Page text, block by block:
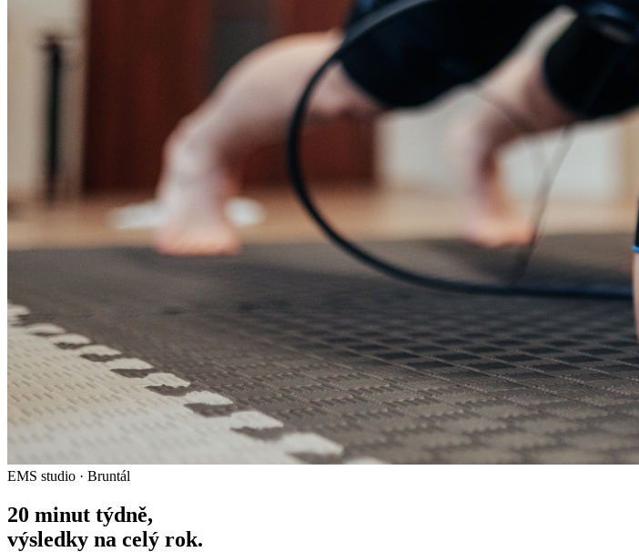
EMS studio · Bruntál
20 minut týdně,
výsledky na celý rok.